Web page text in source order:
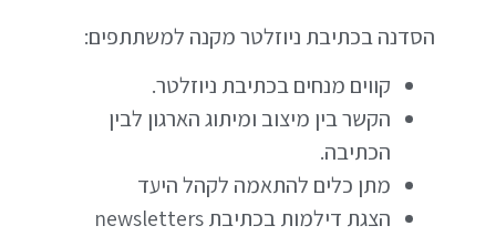
הסדנה בכתיבת ניוזלטר מקנה למשתתפים:
קווים מנחים בכתיבת ניוזלטר.
הקשר בין מיצוב ומיתוג הארגון לבין
הכתיבה.
מתן כלים להתאמה לקהל היעד
הצגת דילמות בכתיבת newsletters